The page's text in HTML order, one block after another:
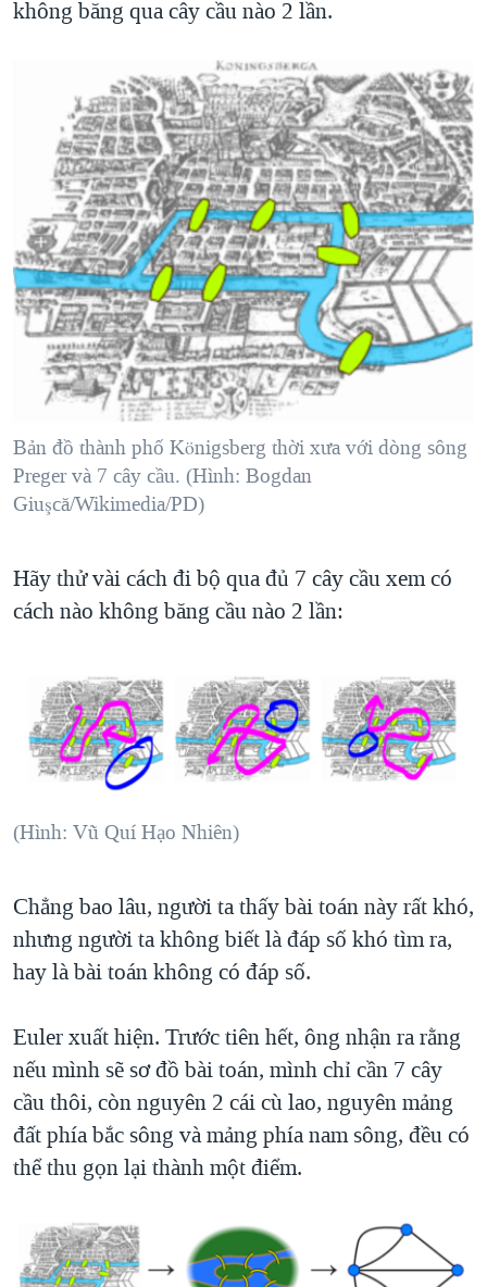
không băng qua cây cầu nào 2 lần.
Bản đồ thành phố Königsberg thời xưa với dòng sông
Preger và 7 cây cầu. (Hình: Bogdan
Giuşcă/Wikimedia/PD)
Hãy thử vài cách đi bộ qua đủ 7 cây cầu xem có
cách nào không băng cầu nào 2 lần:
(Hình: Vũ Quí Hạo Nhiên)
Chẳng bao lâu, người ta thấy bài toán này rất khó,
nhưng người ta không biết là đáp số khó tìm ra,
hay là bài toán không có đáp số.
Euler xuất hiện. Trước tiên hết, ông nhận ra rằng
nếu mình sẽ sơ đồ bài toán, mình chỉ cần 7 cây
cầu thôi, còn nguyên 2 cái cù lao, nguyên mảng
đất phía bắc sông và mảng phía nam sông, đều có
thể thu gọn lại thành một điểm.